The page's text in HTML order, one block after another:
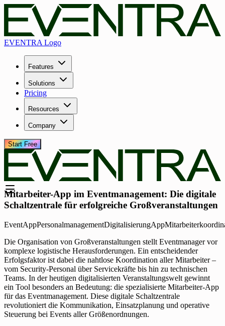
EVENTRA Logo
Features
Solutions
Pricing
Resources
Company
Start Free
Mitarbeiter-App im Eventmanagement: Die digitale
Schaltzentrale für erfolgreiche Großveranstaltungen
EventAppPersonalmanagementDigitalisierungApp
Die Organisation von Großveranstaltungen stellt Eventmanager vor
komplexe logistische Herausforderungen. Ein entscheidender
Erfolgsfaktor ist dabei die nahtlose Koordination aller Mitarbeiter –
vom Security-Personal über Servicekräfte bis hin zu technischen
Teams. In der heutigen digitalisierten Veranstaltungswelt gewinnt
ein Tool besonders an Bedeutung: die spezialisierte Mitarbeiter-App
für das Eventmanagement. Diese digitale Schaltzentrale
revolutioniert die Kommunikation, Einsatzplanung und operative
Steuerung bei Events aller Größenordnungen.